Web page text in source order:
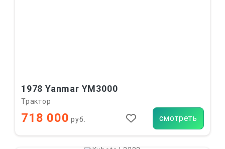
1978 Yanmar YM3000
Трактор
718 000 руб. смотреть